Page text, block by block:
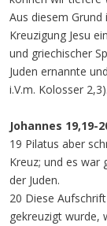
Aus diesem
Kreuzigung Jesu
und griechischer
Juden ernannte
i.V.m. Kolosser 2,3).
Johannes 19,19-
19 Pilatus aber
Kreuz; und es war
der Juden.
20 Diese
gekreuzigt wurde,